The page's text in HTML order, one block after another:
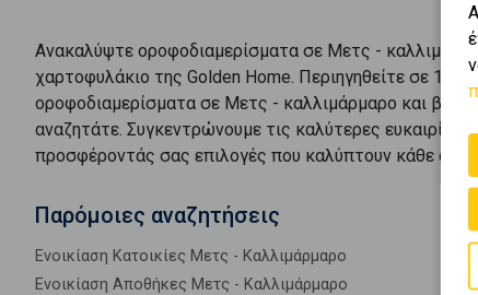
Ανακαλύψτε οροφοδιαμερίσματα σε Μετς -
χαρτοφυλάκιο της Golden Home. Περιηγηθείτε σε 1
οροφοδιαμερίσματα σε Μετς - καλλιμάρμαρο και
αναζητάτε. Συγκεντρώνουμε τις καλύτερες ευκαιρίες
προσφέροντάς σας επιλογές που καλύπτουν κάθε
Παρόμοιες αναζητήσεις
Ενοικίαση Κατοικίες Μετς - Καλλιμάρμαρο
Ενοικίαση Αποθήκες Μετς - Καλλιμάρμαρο